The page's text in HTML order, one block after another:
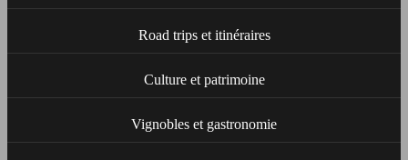
Road trips et itinéraires
Culture et patrimoine
Vignobles et gastronomie